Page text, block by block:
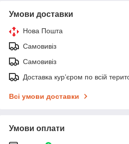
Умови доставки
Нова Пошта
Самовивіз
Самовивіз
Доставка кур’єром по всій
Всі умови доставки
Умови оплати